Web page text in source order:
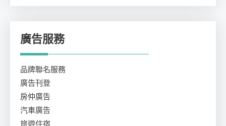
廣告服務
品牌聯名服務
廣告刊登
房仲廣告
汽車廣告
旅遊住宿